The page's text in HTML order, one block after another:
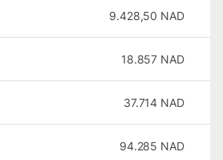
9.428,50 NAD
18.857 NAD
37.714 NAD
94.285 NAD